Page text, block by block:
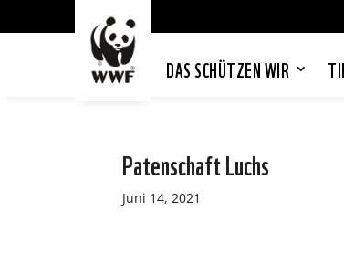
DAS SCHÜTZEN WIR
Patenschaft Luchs
Juni 14, 2021